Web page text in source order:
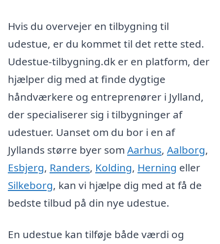
Hvis du overvejer en tilbygning til
udestue, er du kommet til det rette sted.
Udestue-tilbygning.dk er en platform, der
hjælper dig med at finde dygtige
håndværkere og entreprenører i Jylland,
der specialiserer sig i tilbygninger af
udestuer. Uanset om du bor i en af
Jyllands større byer som Aarhus, Aalborg,
Esbjerg, Randers, Kolding, Herning eller
Silkeborg, kan vi hjælpe dig med at få de
bedste tilbud på din nye udestue.
En udestue kan tilføje både værdi og